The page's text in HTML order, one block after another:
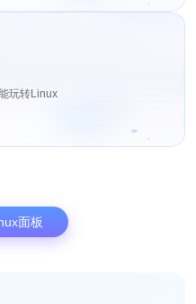
玩转Linux
面板